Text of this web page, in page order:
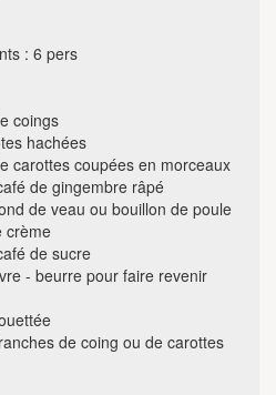
: 6 pers
coings
hachées
carottes coupées en morceaux
de gingembre râpé
de veau ou bouillon de poule
crème
de sucre
- beurre pour faire revenir
de coing ou de carottes